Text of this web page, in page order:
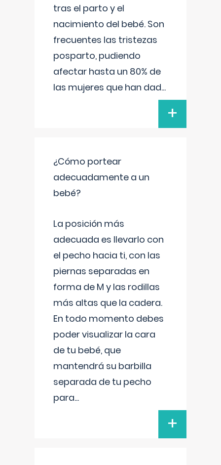
tras el parto y el
nacimiento del bebé. Son
frecuentes las tristezas
posparto, pudiendo
afectar hasta un 80% de
las mujeres que han dad...
+
¿Cómo portear
adecuadamente a un
bebé?
La posición más
adecuada es llevarlo con
el pecho hacia ti, con las
piernas separadas en
forma de M y las rodillas
más altas que la cadera.
En todo momento debes
poder visualizar la cara
de tu bebé, que
mantendrá su barbilla
separada de tu pecho
para...
+